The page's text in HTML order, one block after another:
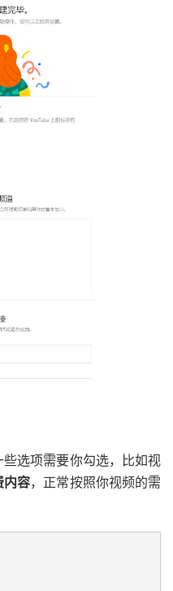
选项需要你勾选，比如视
内容，正常按照你视频的需